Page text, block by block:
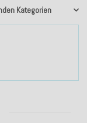
Kategorien